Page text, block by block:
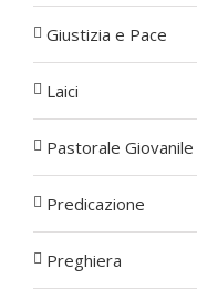
Giustizia e Pace
Laici
Pastorale Giovanile
Predicazione
Preghiera